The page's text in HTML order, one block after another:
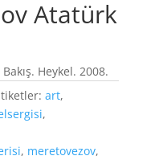
Atatürk
Heykel. 2008.
art,
,
, meretovezov,